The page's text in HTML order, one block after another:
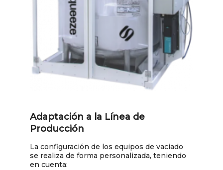
Adaptación a la Línea de
Producción
La configuración de los equipos de vaciado
se realiza de forma personalizada, teniendo
en cuenta: